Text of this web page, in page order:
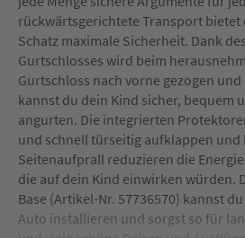
rückwärtsgerichtete Transport
Schatz maximale Sicherheit. Dank
Gurtschlosses wird beim
Gurtschloss nach vorne gezogen
kannst du dein Kind sicher, bequem
angurten. Die integrierten
und schnell türseitig aufklappen und
Seitenaufprall reduzieren die
die auf dein Kind einwirken würden.
Base (Artikel-Nr. 57736570) kannst
Auto installieren und sorgst so für